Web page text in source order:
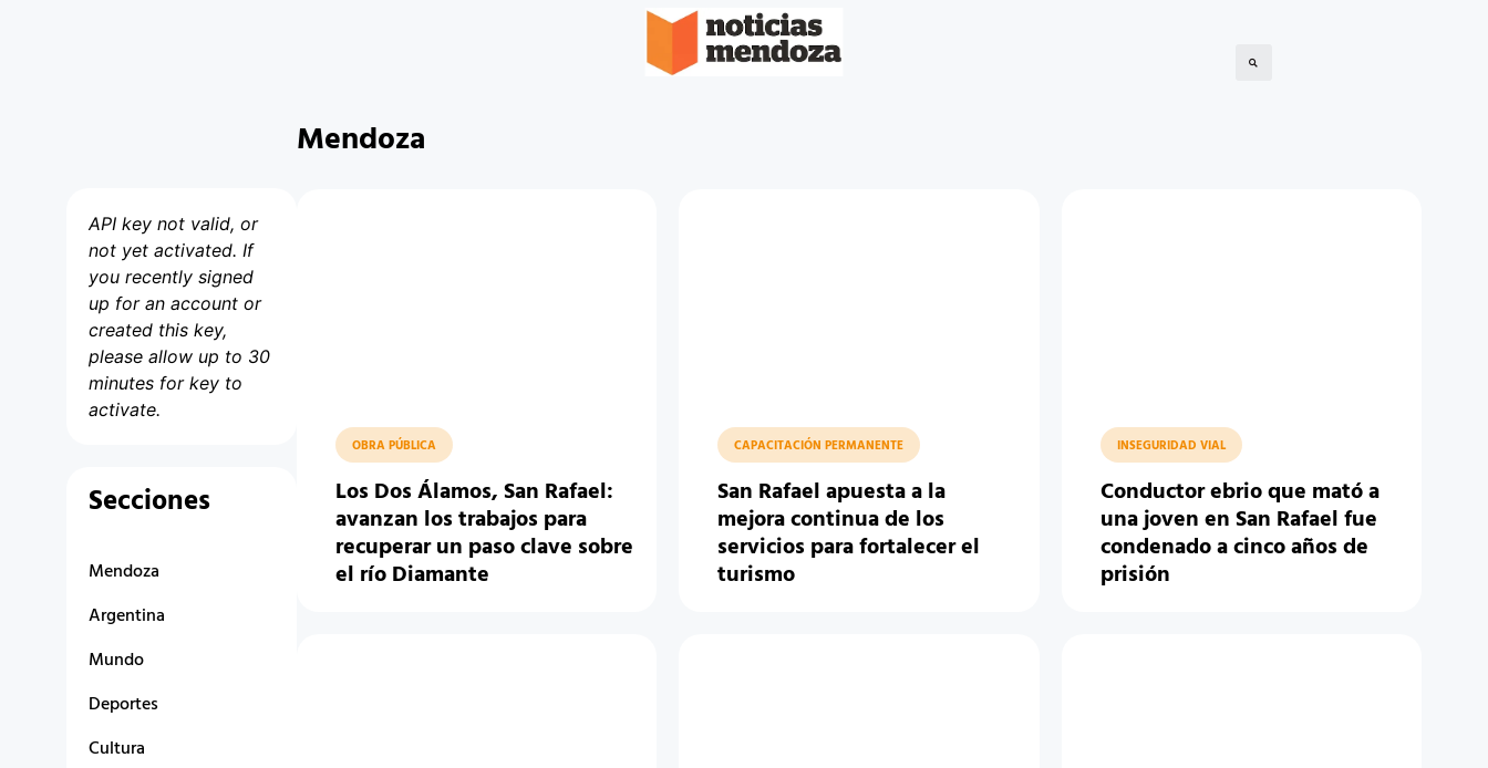
API key not valid, or
not yet activated. If
you recently signed
up for an account or
created this key,
please allow up to 30
minutes for key to
activate.
Secciones
Mendoza
Argentina
Mundo
Deportes
Cultura
Mendoza
OBRA PÚBLICA
Los Dos Álamos, San Rafael:
avanzan los trabajos para
recuperar un paso clave sobre
el río Diamante
CAPACITACIÓN PERMANENTE
San Rafael apuesta a la
mejora continua de los
servicios para fortalecer el
turismo
INSEGURIDAD VIAL
Conductor ebrio que mató a
una joven en San Rafael fue
condenado a cinco años de
prisión